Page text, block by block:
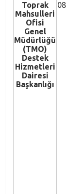
Toprak
Mahsulleri
Ofisi
Genel
Müdürlüğü
(TMO)
Destek
Hizmetleri
Dairesi
Başkanlığı